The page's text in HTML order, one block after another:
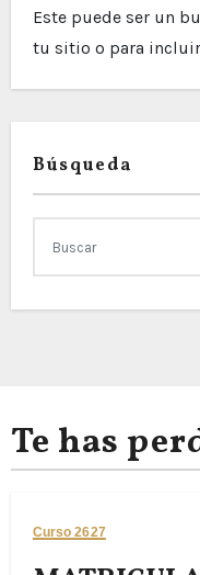
Este puede ser un
tu sitio o para
Búsqueda
Te has
Curso 2627